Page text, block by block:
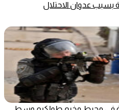
بسبب عدوان الاحتلال